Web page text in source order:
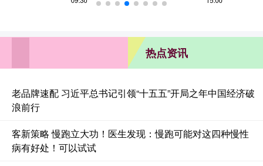
热点资讯
老品牌速配 习近平总书记引领“十五五”开局之年中国经济破
浪前行
客新策略 慢跑立大功！医生发现：慢跑可能对这四种慢性
病有好处！可以试试